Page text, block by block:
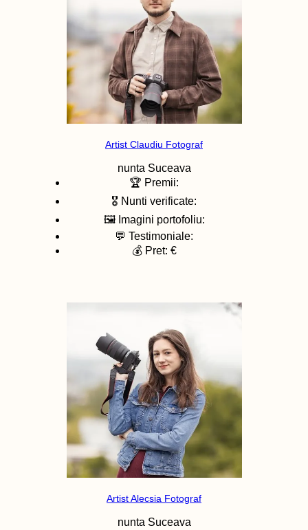
Artist Claudiu Fotograf
nunta Suceava
🏆 Premii:
🎖️ Nunti verificate:
🖼️ Imagini portofoliu:
💬 Testimoniale:
💰 Pret: €
Artist Alecsia Fotograf
nunta Suceava